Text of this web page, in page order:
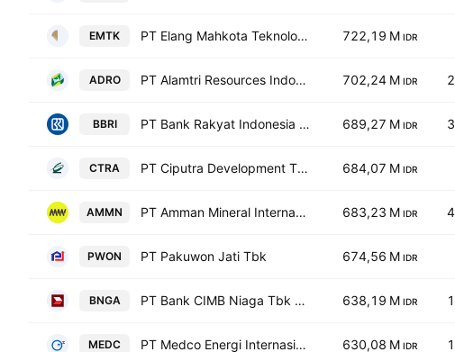
EMTK PT Elang Mahkota Teknologi Tbk 722,19 M IDR
ADRO PT Alamtri Resources Indonesia Tbk 702,24 M IDR
BBRI PT Bank Rakyat Indonesia (Persero) Tbk Class B 689,27 M IDR
CTRA PT Ciputra Development Tbk 684,07 M IDR
AMMN PT Amman Mineral Internasional Tbk 683,23 M IDR
PWON PT Pakuwon Jati Tbk 674,56 M IDR
BNGA PT Bank CIMB Niaga Tbk Class A 638,19 M IDR
MEDC PT Medco Energi Internasional Tbk 630,08 M IDR